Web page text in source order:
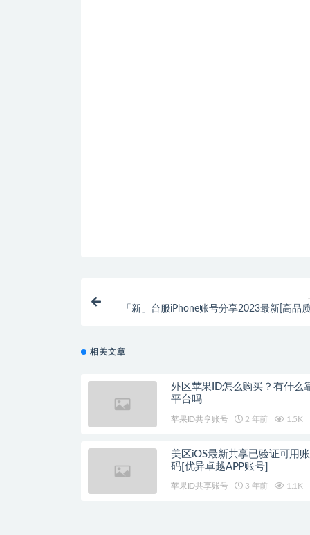
「新」台服iPhone账号分享2023最新[高品
相关文章
外区苹果ID怎么购买？有什么
平台吗
苹果ID共享账号 2 年前 1.5K
美区iOS最新共享已验证可用
码[优异卓越APP账号]
苹果ID共享账号 3 年前 1.1K